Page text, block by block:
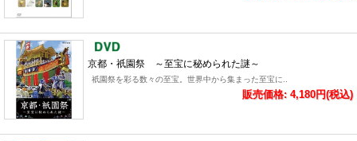
京都・祇園祭 ～至宝に秘められた謎～
祇園祭を彩る数々の至宝。世界中から集まった至宝に..
販売価格: 4,180円(税込)